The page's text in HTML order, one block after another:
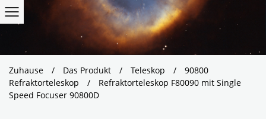
Zuhause / Das Produkt / Teleskop /
90800
Refraktorteleskop
/
Refraktorteleskop F80090 mit Single
Speed Focuser 90800D